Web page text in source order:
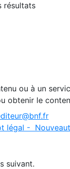
résultats
ou à un
obtenir le
légal -
suivant.